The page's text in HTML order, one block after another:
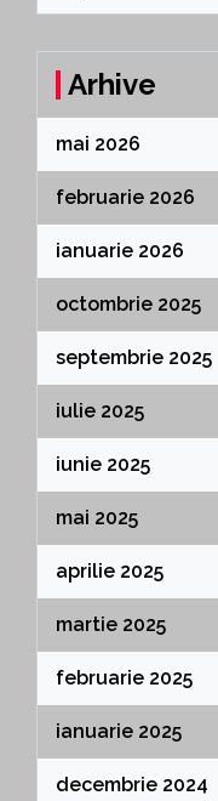
Arhive
mai 2026
februarie 2026
ianuarie 2026
octombrie 2025
septembrie 2025
iulie 2025
iunie 2025
mai 2025
aprilie 2025
martie 2025
februarie 2025
ianuarie 2025
decembrie 2024